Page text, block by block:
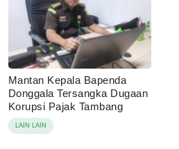
Mantan Kepala Bapenda
Donggala Tersangka Dugaan
Korupsi Pajak Tambang
LAIN LAIN